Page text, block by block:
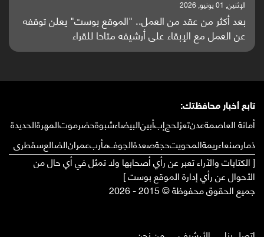
الإثنين, 25 مايو, 2026
باحثون من اليمن يدخلون سباق أبحاث ألزهايمر بدراسة
واعدة منشورة عالميا (ترجمة)
تابع أخبار محافظتك:
أمانة العاصمةعدنتعزلحجإبأبينالبيضاءشبوةحضرموتالمهرةالحديدة
ذمارصنعاءريمةالمحويتحجةصعدةالجوفمأربعمرانالضالعسقطرى
[ الكتابات والآراء تعبر عن رأي أصحابها ولا تمثل في أي حال من
الأحوال عن رأي إدارة الموقع بوست ]
جميع الحقوق محفوظة © 2015 - 2026